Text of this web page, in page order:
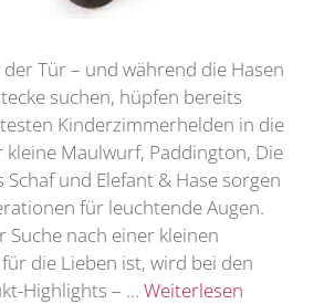
Tür – und während die Hasen
suchen, hüpfen bereits
Kinderzimmerhelden in die
Maulwurf, Paddington, Die
Schaf und Elefant & Hase sorgen
für leuchtende Augen.
Suche nach einer kleinen
die Lieben ist, wird bei den
Highlights – … Weiterlesen